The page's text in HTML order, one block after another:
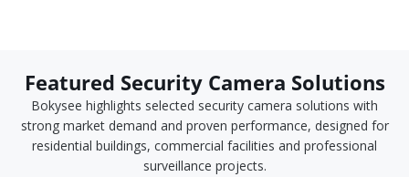
Featured Security Camera Solutions
Bokysee highlights selected security camera solutions with
strong market demand and proven performance, designed for
residential buildings, commercial facilities and professional
surveillance projects.